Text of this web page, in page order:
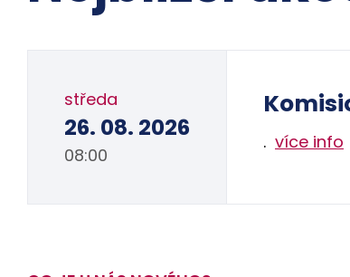
středa
26. 08. 2026
08:00
. více info